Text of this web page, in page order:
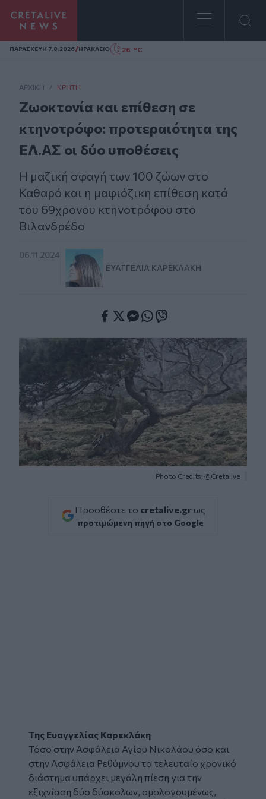
Homepage
ΠΑΡΑΣΚΕΥΗ 7.8.2026/ΗΡΑΚΛΕΙΟ 26 °C
ΑΡΧΙΚΗ / ΚΡΉΤΗ
Ζωοκτονία και επίθεση σε
κτηνοτρόφο: προτεραιότητα της
ΕΛ.ΑΣ οι δύο υποθέσεις
Η μαζική σφαγή των 100 ζώων στο
Καθαρό και η μαφιόζικη επίθεση κατά
του 69χρονου κτηνοτρόφου στο
Βιλανδρέδο
06.11.2024
ΕΥΑΓΓΕΛΊΑ ΚΑΡΕΚΛΆΚΗ
Photo Credits: @Cretalive
Προσθέστε το cretalive.gr ως
προτιμώμενη πηγή στο Google
Της Ευαγγελίας Καρεκλάκη
Τόσο στην Ασφάλεια Αγίου Νικολάου όσο και
στην Ασφάλεια Ρεθύμνου το τελευταίο χρονικό
διάστημα υπάρχει μεγάλη πίεση για την
εξιχνίαση δύο δύσκολων, ομολογουμένως,